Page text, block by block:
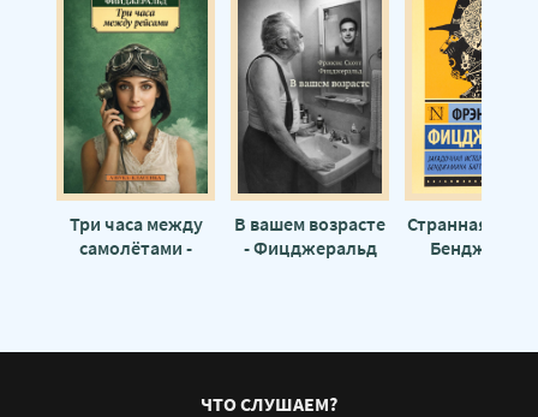
Три часа между
самолётами -
В вашем возрасте
- Фицджеральд
Странная
Бенджамина
ЧТО СЛУШАЕМ?